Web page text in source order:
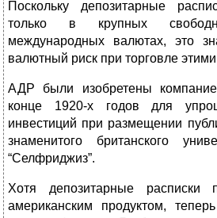
Поскольку депозитарные
только в крупных
международных валютах, это
валютный риск при торговле
АДР были изобретены
конце 1920-х годов для
инвестиций при размещении
знаменитого британского
“Селфриджиз”.
Хотя депозитарные расписки
американским продуктом,